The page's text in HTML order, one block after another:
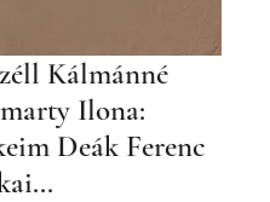
Kálmánné
Ilona:
Deák Ferenc